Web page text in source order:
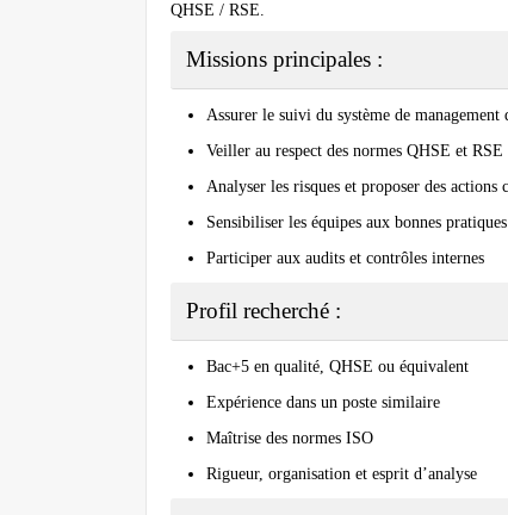
QHSE / RSE.
Missions principales :
Assurer le suivi du système de management
Veiller au respect des normes QHSE et RSE
Analyser les risques et proposer des actions
Sensibiliser les équipes aux bonnes pratiques
Participer aux audits et contrôles internes
Profil recherché :
Bac+5 en qualité, QHSE ou équivalent
Expérience dans un poste similaire
Maîtrise des normes ISO
Rigueur, organisation et esprit d’analyse